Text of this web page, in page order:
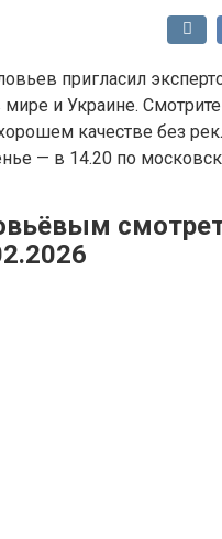
пригласил
и Украине.
качестве без
— в 14.20 по